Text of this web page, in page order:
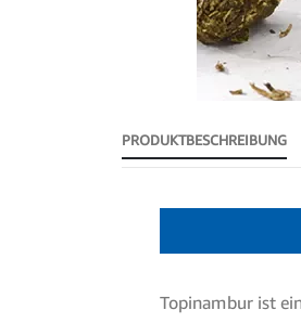
der
springen
PRODUKTBESCHREIBUNG
Topinambur ist